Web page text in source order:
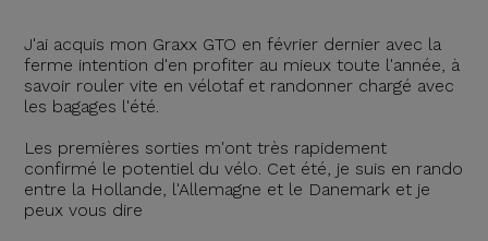
J'ai acquis mon Graxx GTO en février dernier avec la
ferme intention d'en profiter au mieux toute l'année, à
savoir rouler vite en vélotaf et randonner chargé avec
les bagages l'été.
Les premières sorties m'ont très rapidement
confirmé le potentiel du vélo. Cet été, je suis en rando
entre la Hollande, l'Allemagne et le Danemark et je
peux vous dire